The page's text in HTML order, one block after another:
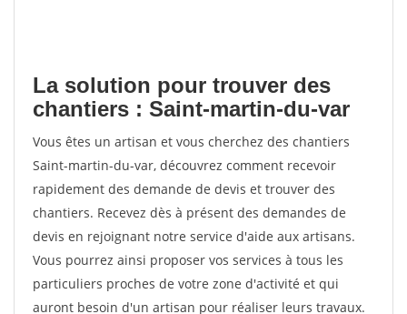
La solution pour trouver des
chantiers : Saint-martin-du-var
Vous êtes un artisan et vous cherchez des chantiers
Saint-martin-du-var, découvrez comment recevoir
rapidement des demande de devis et trouver des
chantiers. Recevez dès à présent des demandes de
devis en rejoignant notre service d'aide aux artisans.
Vous pourrez ainsi proposer vos services à tous les
particuliers proches de votre zone d'activité et qui
auront besoin d'un artisan pour réaliser leurs travaux.